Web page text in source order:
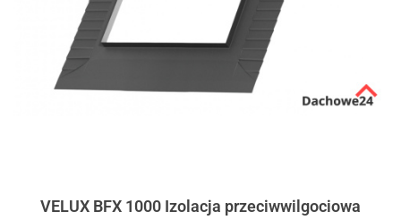
VELUX BFX 1000 Izolacja przeciwwilgociowa